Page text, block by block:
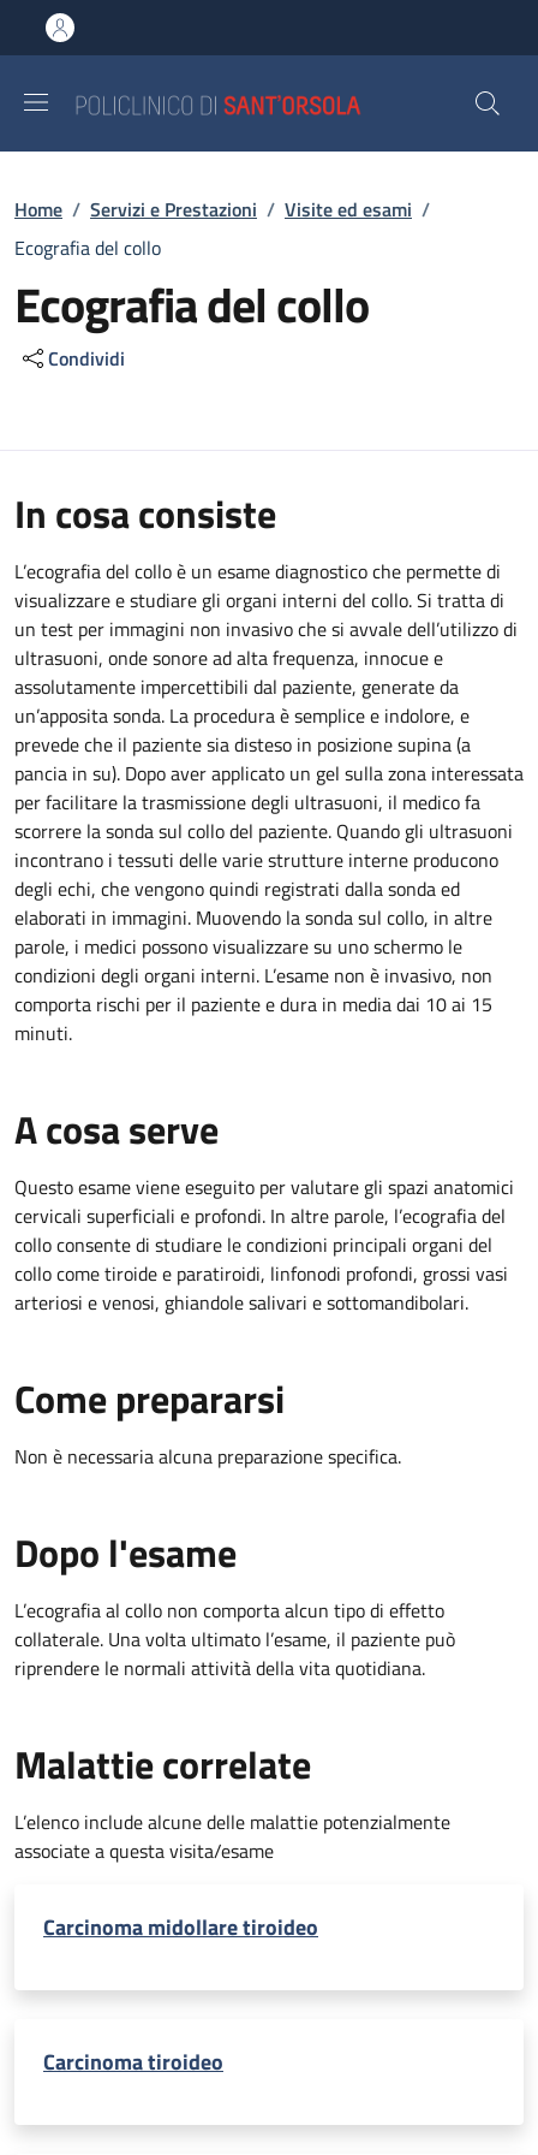
al contenuto principale
to footer content
Briciole di pane
Home / Servizi e Prestazioni / Visite ed esami /
Ecografia del collo
Ecografia del collo
Condividi
In cosa consiste
L’ecografia del collo è un esame diagnostico che permette di
visualizzare e studiare gli organi interni del collo. Si tratta di
un test per immagini non invasivo che si avvale dell’utilizzo di
ultrasuoni, onde sonore ad alta frequenza, innocue e
assolutamente impercettibili dal paziente, generate da
un’apposita sonda. La procedura è semplice e indolore, e
prevede che il paziente sia disteso in posizione supina (a
pancia in su). Dopo aver applicato un gel sulla zona interessata
per facilitare la trasmissione degli ultrasuoni, il medico fa
scorrere la sonda sul collo del paziente. Quando gli ultrasuoni
incontrano i tessuti delle varie strutture interne producono
degli echi, che vengono quindi registrati dalla sonda ed
elaborati in immagini. Muovendo la sonda sul collo, in altre
parole, i medici possono visualizzare su uno schermo le
condizioni degli organi interni. L’esame non è invasivo, non
comporta rischi per il paziente e dura in media dai 10 ai 15
minuti.
A cosa serve
Questo esame viene eseguito per valutare gli spazi anatomici
cervicali superficiali e profondi. In altre parole, l’ecografia del
collo consente di studiare le condizioni principali organi del
collo come tiroide e paratiroidi, linfonodi profondi, grossi vasi
arteriosi e venosi, ghiandole salivari e sottomandibolari.
Come prepararsi
Non è necessaria alcuna preparazione specifica.
Dopo l'esame
L’ecografia al collo non comporta alcun tipo di effetto
collaterale. Una volta ultimato l’esame, il paziente può
riprendere le normali attività della vita quotidiana.
Malattie correlate
L’elenco include alcune delle malattie potenzialmente
associate a questa visita/esame
Carcinoma midollare tiroideo
Carcinoma tiroideo